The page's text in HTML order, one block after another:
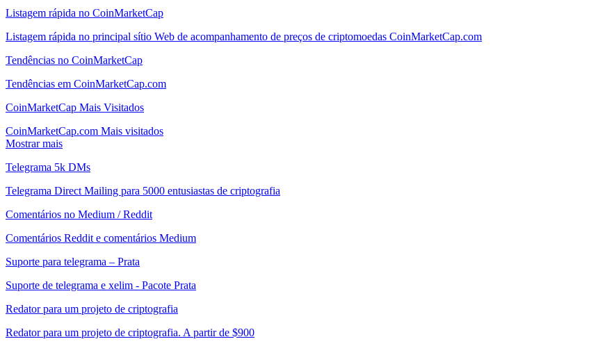
Listagem rápida no CoinMarketCap
Listagem rápida no principal sítio Web de acompanhamento de preços de criptomoedas CoinMarketCap.com
Tendências no CoinMarketCap
Tendências em CoinMarketCap.com
CoinMarketCap Mais Visitados
CoinMarketCap.com Mais visitados
Mostrar mais
Telegrama 5k DMs
Telegrama Direct Mailing para 5000 entusiastas de criptografia
Comentários no Medium / Reddit
Comentários Reddit e comentários Medium
Suporte para telegrama – Prata
Suporte de telegrama e xelim - Pacote Prata
Redator para um projeto de criptografia
Redator para um projeto de criptografia. A partir de $900